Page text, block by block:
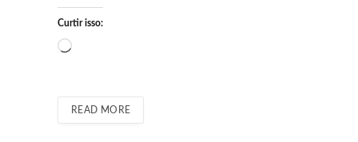
Curtir isso:
C
e
READ MORE